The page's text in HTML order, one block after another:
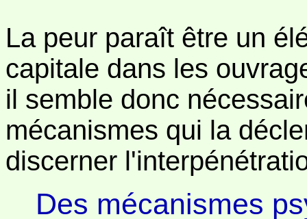
La peur paraît être un
capitale dans les
il semble donc
mécanismes qui la
discerner
Des mécanismes